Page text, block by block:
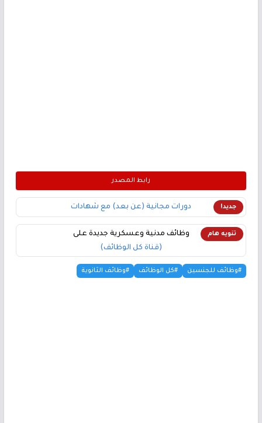
رابط المصدر
جديد! دورات مجانية (عن بعد) مع شهادات
تنويه هام
وظائف مدنية وعسكرية جديدة على
(قناة كل الوظائف)
#وظائف للجنسين #كل الوظائف #وظائف الثانوية